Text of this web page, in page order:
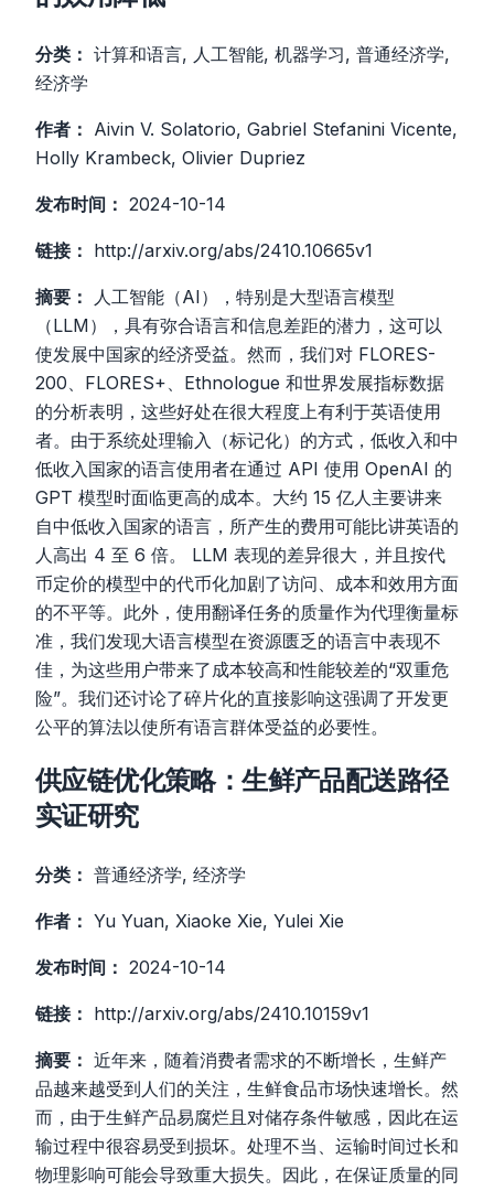
分类： 计算和语言, 人工智能, 机器学习, 普通经济学,
经济学
作者： Aivin V. Solatorio, Gabriel Stefanini Vicente,
Holly Krambeck, Olivier Dupriez
发布时间： 2024-10-14
链接： http://arxiv.org/abs/2410.10665v1
摘要：
人工智能（AI），特别是大型语言模型
（LLM），具有弥合语言和信息差距的潜力，这可以
使发展中国家的经济受益。然而，我们对 FLORES-
200、FLORES+、Ethnologue 和世界发展指标数据
的分析表明，这些好处在很大程度上有利于英语使用
者。由于系统处理输入（标记化）的方式，低收入和中
低收入国家的语言使用者在通过 API 使用 OpenAI 的
GPT 模型时面临更高的成本。大约 15 亿人主要讲来
自中低收入国家的语言，所产生的费用可能比讲英语的
人高出 4 至 6 倍。 LLM 表现的差异很大，并且按代
币定价的模型中的代币化加剧了访问、成本和效用方面
的不平等。此外，使用翻译任务的质量作为代理衡量标
准，我们发现大语言模型在资源匮乏的语言中表现不
佳，为这些用户带来了成本较高和性能较差的“双重危
险”。我们还讨论了碎片化的直接影响这强调了开发更
公平的算法以使所有语言群体受益的必要性。
供应链优化策略：生鲜产品配送路径
实证研究
分类： 普通经济学, 经济学
作者： Yu Yuan, Xiaoke Xie, Yulei Xie
发布时间： 2024-10-14
链接： http://arxiv.org/abs/2410.10159v1
摘要： 近年来，随着消费者需求的不断增长，生鲜产
品越来越受到人们的关注，生鲜食品市场快速增长。然
而，由于生鲜产品易腐烂且对储存条件敏感，因此在运
输过程中很容易受到损坏。处理不当、运输时间过长和
物理影响可能会导致重大损失。因此，在保证质量的同